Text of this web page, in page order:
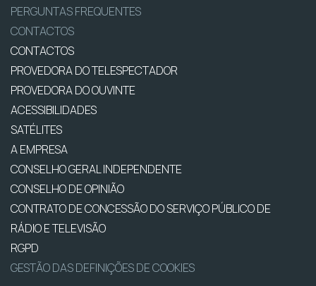
PERGUNTAS FREQUENTES
CONTACTOS
CONTACTOS
PROVEDORA DO TELESPECTADOR
PROVEDORA DO OUVINTE
ACESSIBILIDADES
SATÉLITES
A EMPRESA
CONSELHO GERAL INDEPENDENTE
CONSELHO DE OPINIÃO
CONTRATO DE CONCESSÃO DO SERVIÇO PÚBLICO DE
RÁDIO E TELEVISÃO
RGPD
GESTÃO DAS DEFINIÇÕES DE COOKIES